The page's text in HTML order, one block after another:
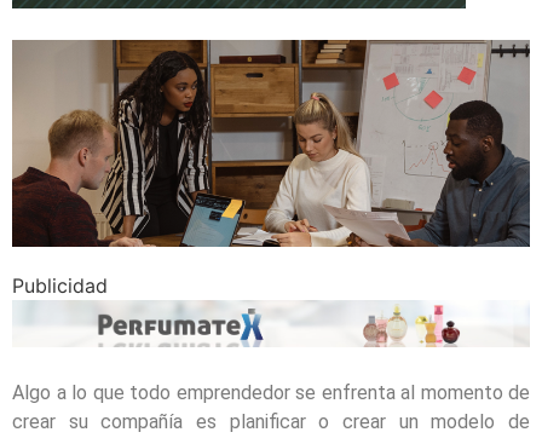
Publicidad
Algo a lo que todo emprendedor se enfrenta al momento de
crear su compañía es planificar o crear un modelo de